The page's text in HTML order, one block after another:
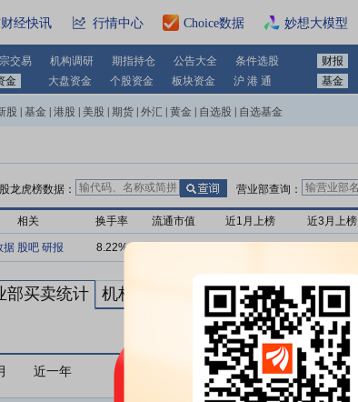
经快讯 行情中心 Choice数据 妙想大模型
交易 机构调研 期指持仓 公告大全 条件选股 财报
金 大盘资金 个股资金 板块资金 沪 港 通 基金
股 基金 港股 美股 期货 外汇 黄金 自选股 自选基金
龙虎榜数据： 营业部查询：
相关 换手率 流通市值 近1月上榜 近3月上榜
据 股吧 研报 8.22%
部买卖统计 机构买卖统计 最新公告
近一年